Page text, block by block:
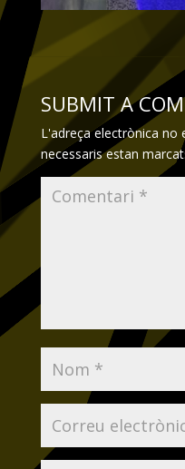
SUBMIT A
L'adreça electrònica no
necessaris estan